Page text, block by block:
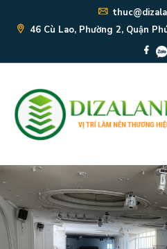
46 Cù Lao, Phường 2, Quận